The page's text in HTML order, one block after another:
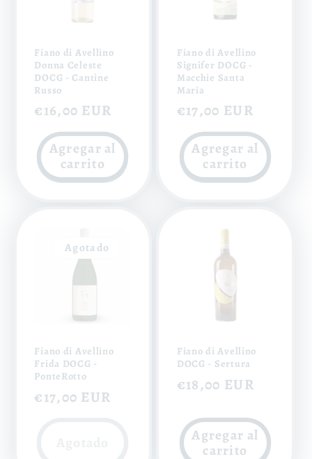
Fiano di Avellino
Donna Celeste
DOCG - Cantine
Russo
Precio
habitual
€16,00 EUR
Agregar al
carrito
Fiano di Avellino
Signifer DOCG -
Macchie Santa
Maria
Precio
habitual
€17,00 EUR
Agregar al
carrito
Agotado
Fiano di Avellino
Frida DOCG -
PonteRotto
Precio
€17,00 EUR
Fiano di Avellino
DOCG - Sertura
Precio
€18,00 EUR
Agregar al
carrito